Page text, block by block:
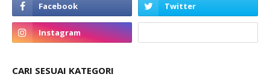
CARI SESUAI KATEGORI